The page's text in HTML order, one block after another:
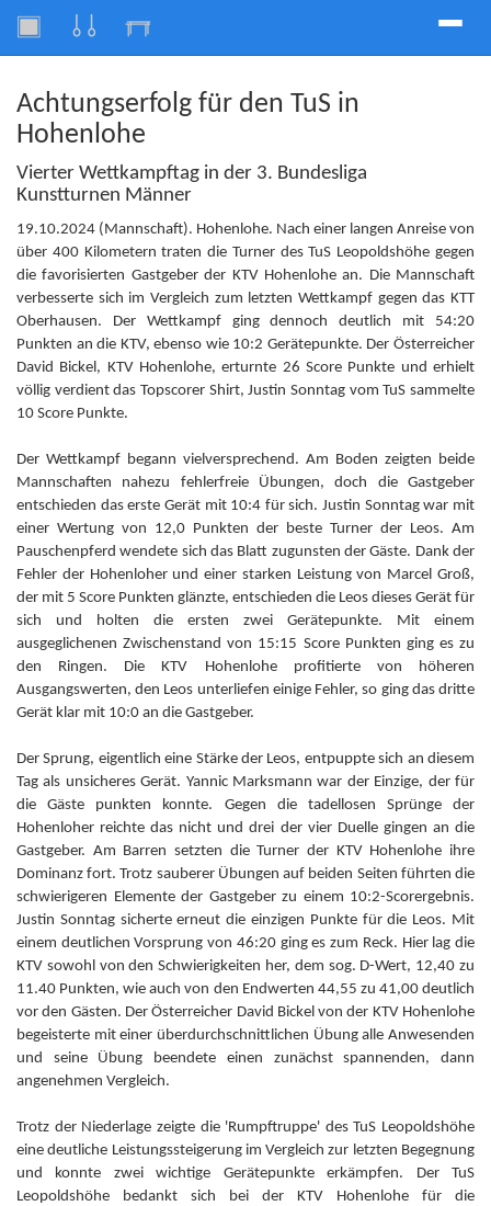
Toggle
Achtungserfolg für den TuS in
Hohenlohe
Vierter Wettkampftag in der 3. Bundesliga
Kunstturnen Männer
19.10.2024 (Mannschaft). Hohenlohe. Nach einer langen Anreise von
über 400 Kilometern traten die Turner des TuS Leopoldshöhe gegen
die favorisierten Gastgeber der KTV Hohenlohe an. Die Mannschaft
verbesserte sich im Vergleich zum letzten Wettkampf gegen das KTT
Oberhausen. Der Wettkampf ging dennoch deutlich mit 54:20
Punkten an die KTV, ebenso wie 10:2 Gerätepunkte. Der Österreicher
David Bickel, KTV Hohenlohe, erturnte 26 Score Punkte und erhielt
völlig verdient das Topscorer Shirt, Justin Sonntag vom TuS sammelte
10 Score Punkte.
Der Wettkampf begann vielversprechend. Am Boden zeigten beide
Mannschaften nahezu fehlerfreie Übungen, doch die Gastgeber
entschieden das erste Gerät mit 10:4 für sich. Justin Sonntag war mit
einer Wertung von 12,0 Punkten der beste Turner der Leos. Am
Pauschenpferd wendete sich das Blatt zugunsten der Gäste. Dank der
Fehler der Hohenloher und einer starken Leistung von Marcel Groß,
der mit 5 Score Punkten glänzte, entschieden die Leos dieses Gerät für
sich und holten die ersten zwei Gerätepunkte. Mit einem
ausgeglichenen Zwischenstand von 15:15 Score Punkten ging es zu
den Ringen. Die KTV Hohenlohe profitierte von höheren
Ausgangswerten, den Leos unterliefen einige Fehler, so ging das dritte
Gerät klar mit 10:0 an die Gastgeber.
Der Sprung, eigentlich eine Stärke der Leos, entpuppte sich an diesem
Tag als unsicheres Gerät. Yannic Marksmann war der Einzige, der für
die Gäste punkten konnte. Gegen die tadellosen Sprünge der
Hohenloher reichte das nicht und drei der vier Duelle gingen an die
Gastgeber. Am Barren setzten die Turner der KTV Hohenlohe ihre
Dominanz fort. Trotz sauberer Übungen auf beiden Seiten führten die
schwierigeren Elemente der Gastgeber zu einem 10:2-Scorergebnis.
Justin Sonntag sicherte erneut die einzigen Punkte für die Leos. Mit
einem deutlichen Vorsprung von 46:20 ging es zum Reck. Hier lag die
KTV sowohl von den Schwierigkeiten her, dem sog. D-Wert, 12,40 zu
11.40 Punkten, wie auch von den Endwerten 44,55 zu 41,00 deutlich
vor den Gästen. Der Österreicher David Bickel von der KTV Hohenlohe
begeisterte mit einer überdurchschnittlichen Übung alle Anwesenden
und seine Übung beendete einen zunächst spannenden, dann
angenehmen Vergleich.
Trotz der Niederlage zeigte die 'Rumpftruppe' des TuS Leopoldshöhe
eine deutliche Leistungssteigerung im Vergleich zur letzten Begegnung
und konnte zwei wichtige Gerätepunkte erkämpfen. Der TuS
Leopoldshöhe bedankt sich bei der KTV Hohenlohe für die